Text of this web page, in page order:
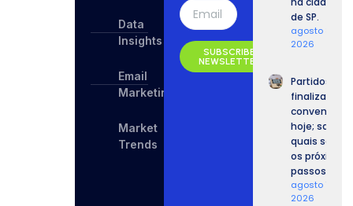
Data
Insights
Email
Marketing
Market
Trends
SUBSCRIBE
NEWSLETTER
de SP.
agosto 8,
2026
Partidos
finalizam
convenções
hoje; saiba
quais serão
os próximos
passos.
agosto 7,
2026